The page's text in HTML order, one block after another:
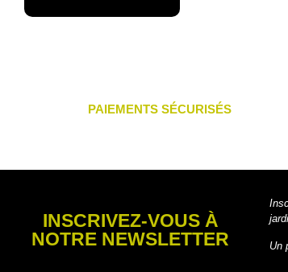
PAIEMENTS SÉCURISÉS
INSCRIVEZ-VOUS À
NOTRE NEWSLETTER
Un